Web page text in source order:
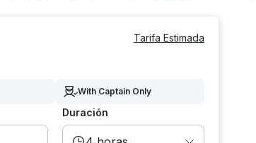
Tarifa Estimada
With Captain Only
Duración